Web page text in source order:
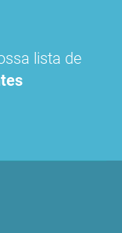
lista de